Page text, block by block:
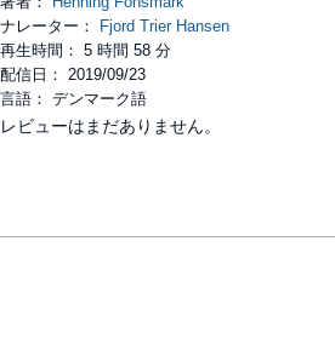
ナレーター：
Fjord Trier Hansen
再生時間： 5 時間 58 分
配信日： 2019/09/23
言語： デンマーク語
レビューはまだありません。